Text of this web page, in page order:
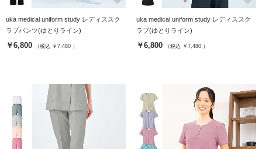
uka medical uniform study レディススク
ラブパンツ(ゆとりライン)
￥6,800 （税込 ￥7,480 ）
uka medical uniform study レディススク
ラブ(ゆとりライン)
￥6,800 （税込 ￥7,480 ）